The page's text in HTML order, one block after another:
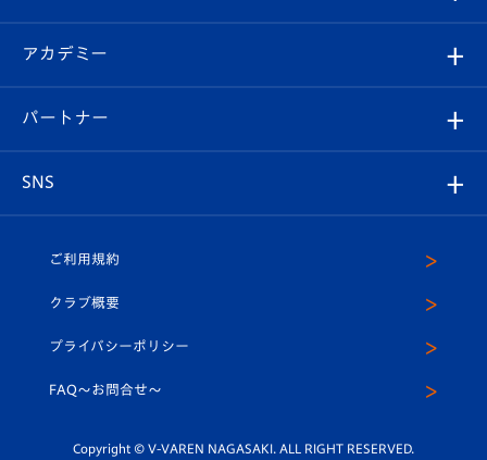
イベント
メディア
ホームタウン
スタッフプロフィール
マスコット紹介
平和祈念活動
ホームタウン活動
Revive Team
ヴィヴィくんの長崎おもてなしガイド
フォトギャラリー
スタジアムグルメ
V-LOVERS（ファンクラブ）
プレイヤーズスイート
オンラインショップ
店舗情報
アカデミー
育成からのお知らせ
U-18
スクール
パートナー
SNS
ヴィヴィくんインスタグラム
公式LINE＠
ご利用規約
クラブ概要
プライバシーポリシー
FAQ〜お問合せ〜
Copyright © V-VAREN NAGASAKI. ALL RIGHT RESERVED.